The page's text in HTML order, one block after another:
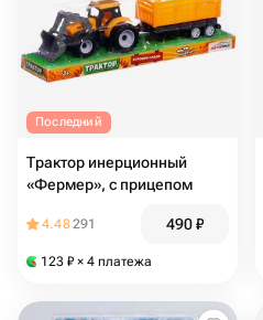
Последний
Трактор инерционный
«Фермер», с прицепом
4.48291 490₽
123 ₽ × 4 платежа